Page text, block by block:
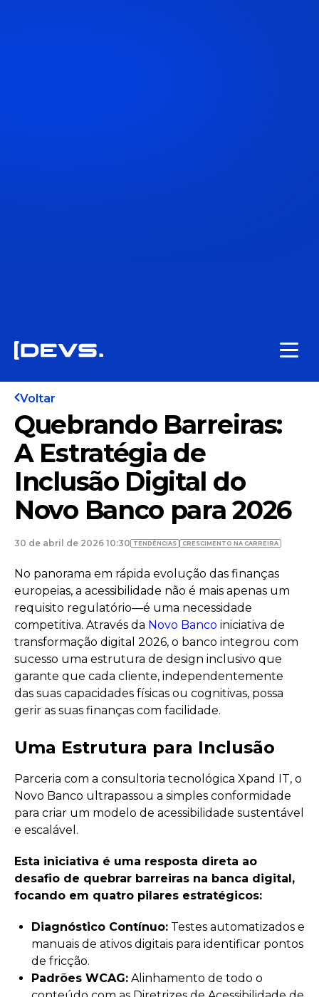
Voltar
Quebrando Barreiras:
A Estratégia de
Inclusão Digital do
Novo Banco para 2026
30 de abril de 2026 10:30 TENDÊNCIAS CRESCIMENTO NA CARREIRA
No panorama em rápida evolução das finanças
europeias, a acessibilidade não é mais apenas um
requisito regulatório—é uma necessidade
competitiva. Através da Novo Banco iniciativa de
transformação digital 2026, o banco integrou com
sucesso uma estrutura de design inclusivo que
garante que cada cliente, independentemente
das suas capacidades físicas ou cognitivas, possa
gerir as suas finanças com facilidade.
Uma Estrutura para Inclusão
Parceria com a consultoria tecnológica Xpand IT, o
Novo Banco ultrapassou a simples conformidade
para criar um modelo de acessibilidade sustentável
e escalável.
Esta iniciativa é uma resposta direta ao
desafio de quebrar barreiras na banca digital,
focando em quatro pilares estratégicos:
Diagnóstico Contínuo: Testes automatizados e
manuais de ativos digitais para identificar pontos
de fricção.
Padrões WCAG: Alinhamento de todo o